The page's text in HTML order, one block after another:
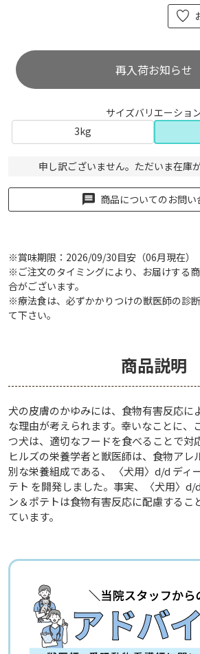
再入荷お知らせ
サイズバリエーショ
3kg
申し訳ございません。ただいま在庫
商品についてのお問い
※賞味期限：2026/09/30目安（06月現在）
※ご注文のタイミングにより、お届けする
合がございます。
※療法食は、必ずかかりつけの獣医師の診
て下さい。
商品説明
犬の皮膚のかゆみには、食物有害反応に
な理由が考えられます。幸いなことに、
つ犬は、適切なフードを食べることで対
ヒルズの栄養学者と獣医師は、食物アレ
別な栄養組成である、 〈犬用〉d/d ディ
テト を開発しました。事実、〈犬用〉d/
ン＆ポテトは食物有害反応に配慮するこ
ています。